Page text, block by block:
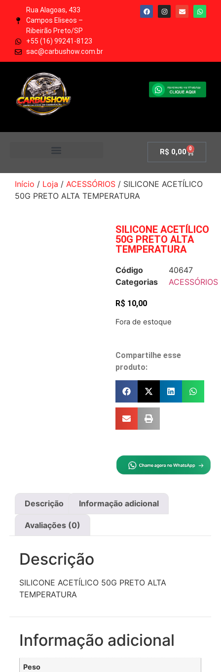
Rua Alagoas, 433
Campos Eliseos –
Ribeirão Preto/SP
+55 (16) 99241-8123
sac@carbushow.com.br
R$ 0,00 0
Início / Loja / ACESSÓRIOS / SILICONE ACETÍLICO
50G PRETO ALTA TEMPERATURA
SILICONE ACETÍLICO
50G PRETO ALTA
TEMPERATURA
Código
40647
Categorias
ACESSÓRIOS
R$ 10,00
Fora de estoque
Compartilhe esse
produto:
Descrição Informação adicional
Avaliações (0)
Descrição
SILICONE ACETÍLICO 50G PRETO ALTA
TEMPERATURA
Informação adicional
Peso